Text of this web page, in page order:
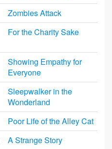
Zombies Attack
For the Charity Sake
Showing Empathy for
Everyone
Sleepwalker in the
Wonderland
Poor Life of the Alley Cat
A Strange Story